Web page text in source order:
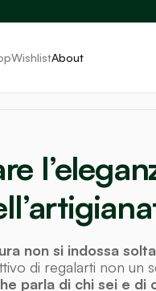
WishlistAbout
non si indossa
di regalarti non un
parla di chi sei e di